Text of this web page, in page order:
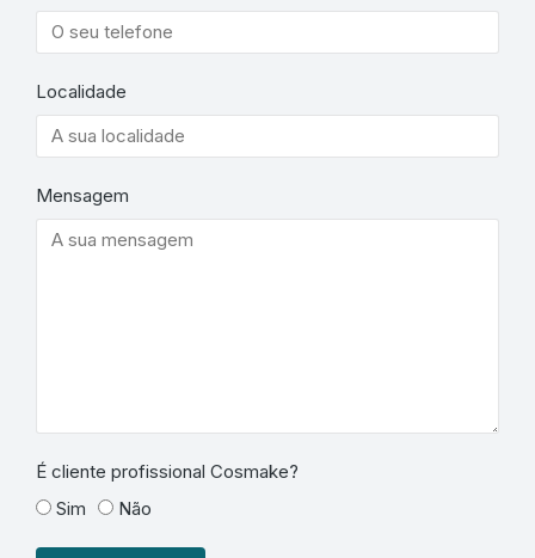
Localidade
Mensagem
É cliente profissional Cosmake?
Sim
Não